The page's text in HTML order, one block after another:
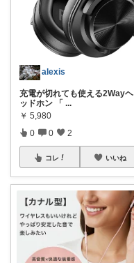
alexis
充電が切れても使える2Wayヘ
ッドホン 「 ...
￥ 5,980
0 0 2
コレ いいね